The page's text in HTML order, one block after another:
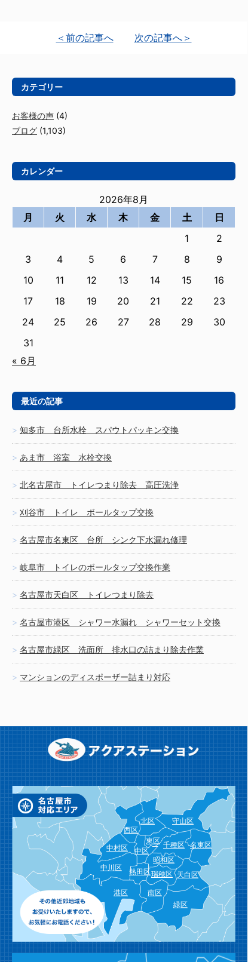
＜前の記事へ 次の記事へ＞
カテゴリー
お客様の声 (4)
ブログ (1,103)
カレンダー
2026年8月
月
火 水 木 金 土
日
1
2
3
4 5 6 7 8
9
10
11 12 13 14 15
16
17
18 19 20 21 22
23
24
25 26 27 28 29
30
31
« 6月
最近の記事
知多市 台所水栓 スパウトパッキン交換
あま市 浴室 水栓交換
北名古屋市 トイレつまり除去 高圧洗浄
刈谷市 トイレ ボールタップ交換
名古屋市名東区 台所 シンク下水漏れ修理
岐阜市 トイレのボールタップ交換作業
名古屋市天白区 トイレつまり除去
名古屋市港区 シャワー水漏れ シャワーセット交換
名古屋市緑区 洗面所 排水口の詰まり除去作業
マンションのディスポーザー詰まり対応
北区
西区
守山区
東区 名東区
千種区
中区
中村区
昭和区
天白区
瑞穂区
熱田区
中川区
緑区
南区
港区